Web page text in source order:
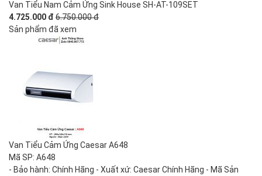
Van Tiểu Nam Cảm Ứng Sink House SH-AT-109SET
4.725.000 đ 6.750.000 đ
Sản phẩm đã xem
Van Tiểu Cảm Ứng Caesar A648
Mã SP: A648
- Bảo hành: Chính Hãng - Xuất xứ: Caesar Chính Hãng - Mã Sản